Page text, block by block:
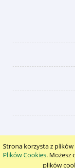
Strona korzysta z plików
Plików Cookies. Możesz
plików